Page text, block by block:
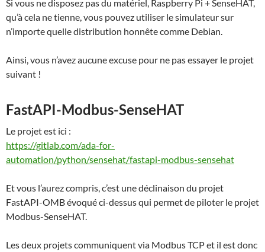
Si vous ne disposez pas du matériel, Raspberry Pi + SenseHAT,
qu’à cela ne tienne, vous pouvez utiliser le simulateur sur
n’importe quelle distribution honnête comme Debian.
Ainsi, vous n’avez aucune excuse pour ne pas essayer le projet
suivant !
FastAPI-Modbus-SenseHAT
Le projet est ici :
https://gitlab.com/ada-for-
automation/python/sensehat/fastapi-modbus-sensehat
Et vous l’aurez compris, c’est une déclinaison du projet
FastAPI-OMB évoqué ci-dessus qui permet de piloter le projet
Modbus-SenseHAT.
Les deux projets communiquent via Modbus TCP et il est donc